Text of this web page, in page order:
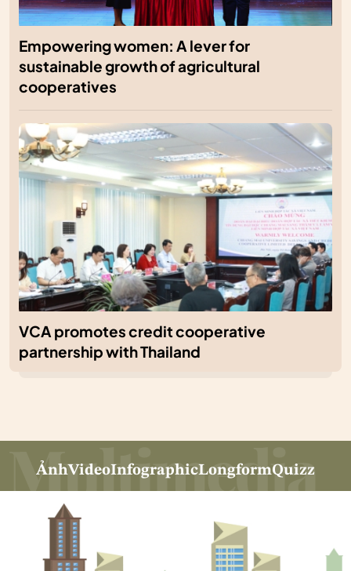
Empowering women: A lever for
sustainable growth of agricultural
cooperatives
VCA promotes credit cooperative
partnership with Thailand
ẢnhVideoInfographicLongformQuizz